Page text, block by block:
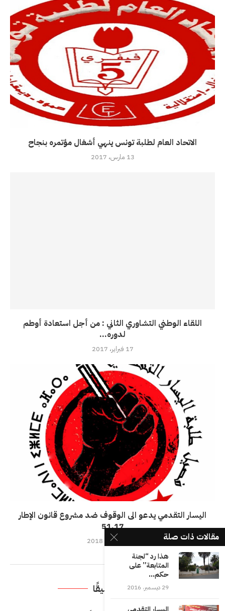
الاتحاد العام لطلبة تونس ينهي أشغال مؤتمره بنجاح
13 مارس، 2017
اللقاء الوطني التشاوري الثاني : من أجل استعادة أوطم
لدوره...
17 فبراير، 2017
اليسار التقدمي يدعو الى الوقوف ضد مشروع قانون الإطار
51.17
اترك تعليقًا
مقالات ذات صلة
هذا رد “لجنة
المتابعة” على
حكم...
29 ديسمبر، 2016